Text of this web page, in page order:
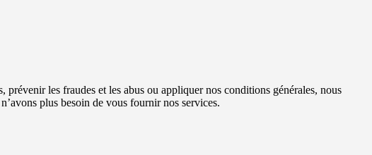
les fraudes et les abus ou appliquer nos conditions générales, nous
plus besoin de vous fournir nos services.